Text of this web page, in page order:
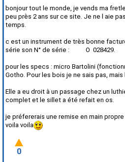
bonjour tout le monde, je vends ma
peu près 2 ans sur ce site. Je ne l aie
temps.
c est un instrument de très bonne
série son N° de série : O 028429.
pour les specs : micro Bartolini
Gotho. Pour les bois je ne sais pas,
Elle a eu droit à un passage chez un
complet et le sillet a été refait en os.
je préfererais une remise en main
voila voila
0